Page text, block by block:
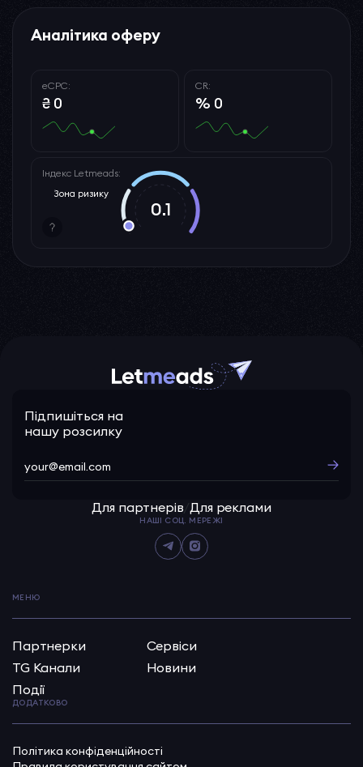
Аналітика оферу
eCPC:
₴ 0
CR:
% 0
Індекс Letmeads:
Зона ризику
0.1
Підпишіться на
нашу розсилку
Для партнерів/Для реклами
НАШІ СОЦ. МЕРЕЖІ
МЕНЮ
Партнерки
Сервіси
TG Канали
Новини
Події
ДОДАТКОВО
Політика конфіденційності